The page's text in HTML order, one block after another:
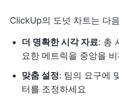
ClickUp의 도넛 차트는 다
더 명확한 시각 자료: 총
요한 메트릭을 중앙을
맞춤 설정: 팀의 요구에
터를 조정하세요